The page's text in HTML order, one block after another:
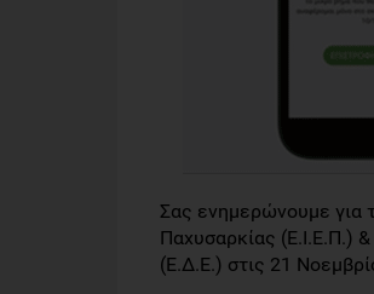
Σας ενημερώνουμε για
Παχυσαρκίας (Ε.Ι.Ε.Π.)
(Ε.Δ.Ε.) στις 21